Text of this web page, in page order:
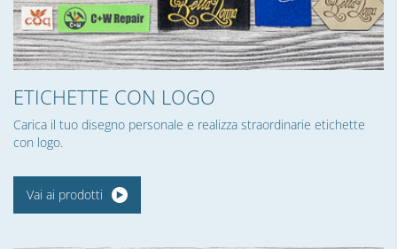
ETICHETTE CON LOGO
Carica il tuo disegno personale e realizza straordinarie etichette
con logo.
Vai ai prodotti